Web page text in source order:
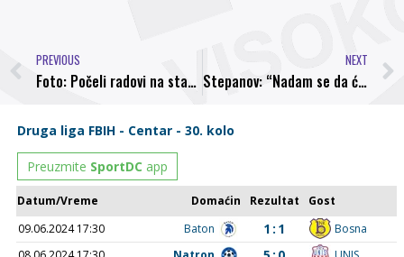
PREVIOUS
Foto: Počeli radovi na stadionu Luke
NEXT
Stepanov: “Nadam se da ću mojim iskustvom pomoći i ekipi”